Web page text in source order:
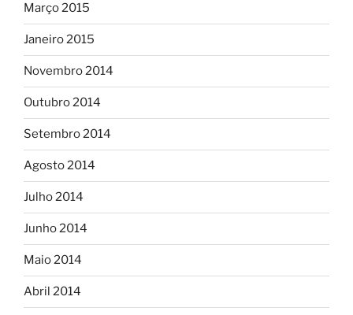
Março 2015
Janeiro 2015
Novembro 2014
Outubro 2014
Setembro 2014
Agosto 2014
Julho 2014
Junho 2014
Maio 2014
Abril 2014